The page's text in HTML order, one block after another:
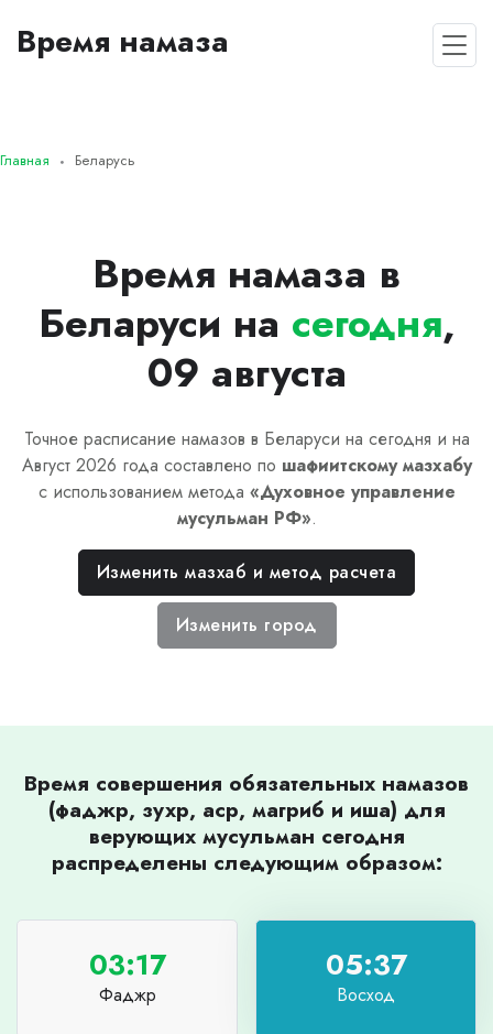
Время намаза
Главная Беларусь
Время намаза в
Беларуси на сегодня,
09 августа
Точное расписание намазов в Беларуси на сегодня и на
Август 2026 года составлено по шафиитскомумазхабу
с использованием метода «Духовное управление
мусульман РФ».
Изменить мазхаб и метод расчета
Изменить город
Время совершения обязательных намазов
(фаджр, зухр, аср, магриб и иша) для
верующих мусульман сегодня
распределены следующим образом:
03:17
Фаджр
05:37
Восход